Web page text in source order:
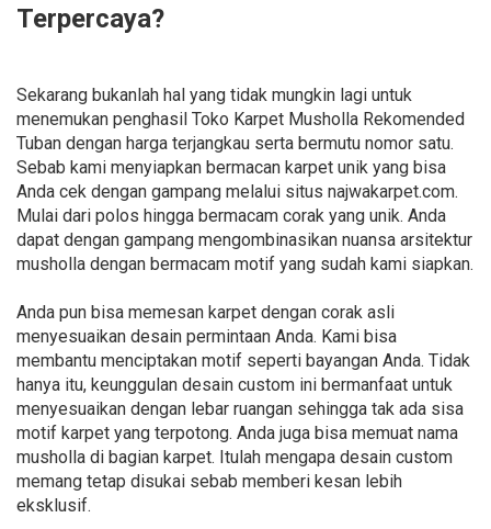
Terpercaya?
Sekarang bukanlah hal yang tidak mungkin lagi untuk
menemukan penghasil Toko Karpet Musholla Rekomended
Tuban dengan harga terjangkau serta bermutu nomor satu.
Sebab kami menyiapkan bermacan karpet unik yang bisa
Anda cek dengan gampang melalui situs najwakarpet.com.
Mulai dari polos hingga bermacam corak yang unik. Anda
dapat dengan gampang mengombinasikan nuansa arsitektur
musholla dengan bermacam motif yang sudah kami siapkan.
Anda pun bisa memesan karpet dengan corak asli
menyesuaikan desain permintaan Anda. Kami bisa
membantu menciptakan motif seperti bayangan Anda. Tidak
hanya itu, keunggulan desain custom ini bermanfaat untuk
menyesuaikan dengan lebar ruangan sehingga tak ada sisa
motif karpet yang terpotong. Anda juga bisa memuat nama
musholla di bagian karpet. Itulah mengapa desain custom
memang tetap disukai sebab memberi kesan lebih
eksklusif.